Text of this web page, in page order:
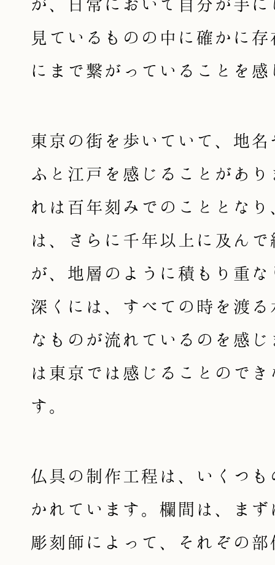
が、日常において自分が手
見ているものの中に確かに
にまで繋がっていることを
東京の街を歩いていて、地
ふと江戸を感じることがあ
れは百年刻みでのこととな
は、さらに千年以上に及ん
が、地層のように積もり重
深くには、すべての時を渡
なものが流れているのを感
は東京では感じることので
す。
仏具の制作工程は、いくつ
かれています。欄間は、ま
彫刻師によって、それぞの